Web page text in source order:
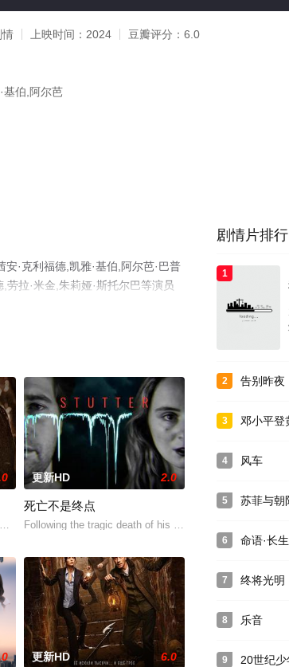
情 上映时间： 2024 豆瓣评分： 6.0
基伯,阿尔芭
·克利福德,凯雅·基伯,阿尔芭·巴普
拉·米金,朱莉娅·斯托尔巴等演员
关信息可移步至豆瓣电影、电视猫
件在等待
生动地捕捉到了乡村生活的具体细节和传统，揭开了生活在湄
更新HD 2.0
死亡不是终点
Following the tragic death of his wife, Jon struggles
更新HD 6.0
剧情片排行
1
2 告别昨夜
3 邓小平登
4 风车
5 苏菲与朝
6 命语·长
7 终将光明
8 乐音
9 20世纪